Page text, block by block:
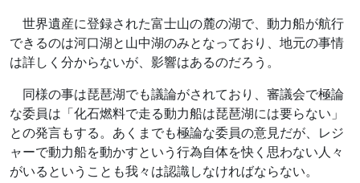
世界遺産に登録された富士山の麓の湖で、動力船が航行
できるのは河口湖と山中湖のみとなっており、地元の事情
は詳しく分からないが、影響はあるのだろう。
同様の事は琵琶湖でも議論がされており、審議会で極論
な委員は「化石燃料で走る動力船は琵琶湖には要らない」
との発言もする。あくまでも極論な委員の意見だが、レジ
ャーで動力船を動かすという行為自体を快く思わない人々
がいるということも我々は認識しなければならない。